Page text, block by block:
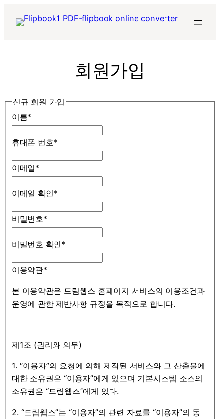
기
회원가입
신규 회원 가입
이름*
휴대폰 번호*
이메일*
이메일 확인*
비밀번호*
비밀번호 확인*
이용약관*
본 이용약관은 드림웹스 홈페이지 서비스의 이용조건과
운영에 관한 제반사항 규정을 목적으로 합니다.
제1조 (권리와 의무)
1. “이용자”의 요청에 의해 제작된 서비스와 그 산출물에
대한 소유권은 “이용자”에게 있으며 기본시스템 소스의
소유권은 “드림웹스”에게 있다.
2. “드림웹스”는 “이용자”의 관련 자료를 “이용자”의 동